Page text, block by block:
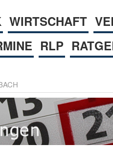
WIRTSCHAFT
RLP